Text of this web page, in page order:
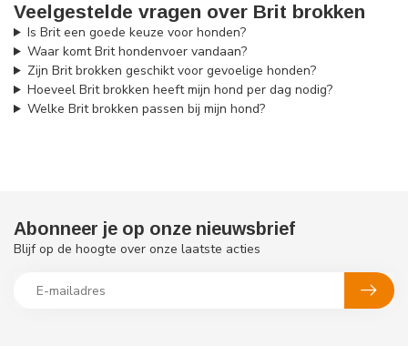
Veelgestelde vragen over Brit brokken
Is Brit een goede keuze voor honden?
Waar komt Brit hondenvoer vandaan?
Zijn Brit brokken geschikt voor gevoelige honden?
Hoeveel Brit brokken heeft mijn hond per dag nodig?
Welke Brit brokken passen bij mijn hond?
Abonneer je op onze nieuwsbrief
Blijf op de hoogte over onze laatste acties